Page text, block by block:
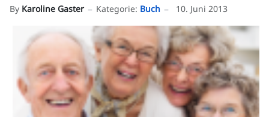
By Karoline Gaster Kategorie: Buch 10. Juni 2013